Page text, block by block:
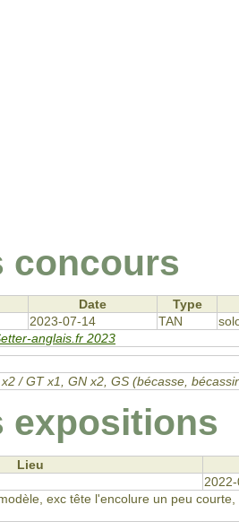
concours
Date
Type
2023-07-14 TAN
anglais.fr 2023
/ GT x1, GN x2, GS (bécasse,
expositions
Lieu
exc tête l'encolure un peu